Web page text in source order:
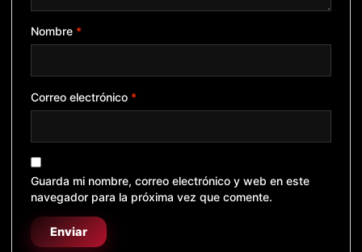
Nombre *
Correo electrónico *
Guarda mi nombre, correo electrónico y web en este
navegador para la próxima vez que comente.